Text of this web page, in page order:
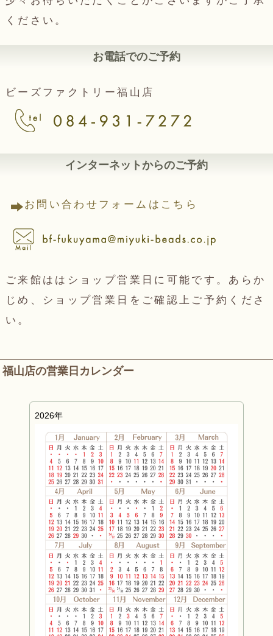
ください。
お電話でのご予約
ビーズファクトリー福山店
インターネットからのご予約
お問い合わせフォームはこちら
ご来館ははショップ営業日に可能です。あらか
じめ、ショップ営業日をご確認上ご予約くださ
い。
福山店の営業日カレンダー
2026年